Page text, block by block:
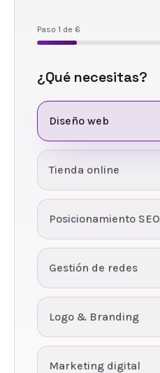
Paso 1 de 6
¿Qué necesitas?
Diseño web
Tienda online
Posicionamiento SEO
Gestión de redes
Logo & Branding
Marketing digital